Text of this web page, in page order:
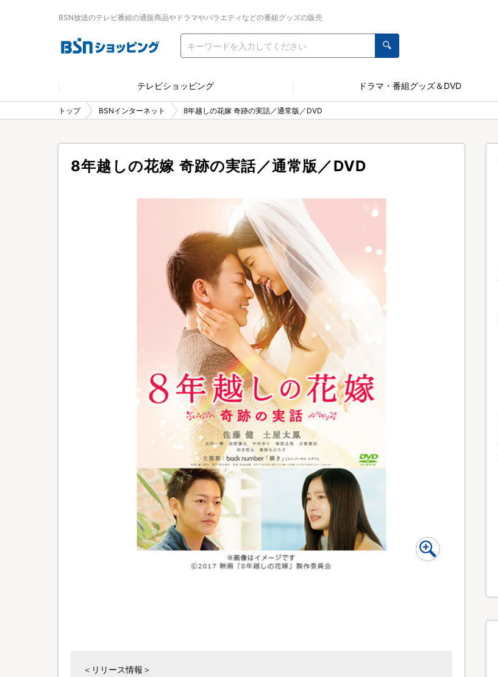
BSN放送のテレビ番組の通販商品やドラマやバラエティなどの番組グッズの販売
テレビショッピング ドラマ・番組グッズ＆DVD
トップ BSNインターネット 8年越しの花嫁 奇跡の実話／通常版／DVD
8年越しの花嫁 奇跡の実話／通常版／DVD
＜リリース情報＞